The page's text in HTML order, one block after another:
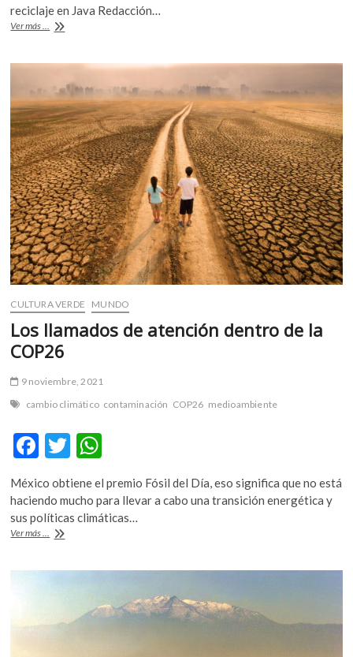
b
o
o
k
er s
p
p
reciclaje en Java Redacción…
Ver más ... ‘Bali
plástica
por
arroz
CULTURA VERDE MUNDO
Los llamados de atención dentro de la
COP26
9 noviembre, 2021
cambio climático contaminación COP26 medioambiente
F
e
b
o
o
k
T
itt
er
at
s
p
p
México obtiene el premio Fósil del Día, eso significa que no está
haciendo mucho para llevar a cabo una transición energética y
sus políticas climáticas…
Ver más ...
Los
atención